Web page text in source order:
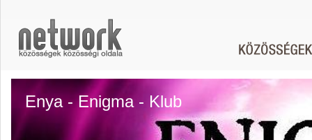
Enya - Enigma - Klub